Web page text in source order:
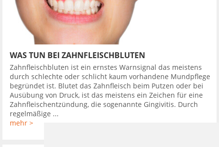
WAS TUN BEI ZAHNFLEISCHBLUTEN
Zahnfleischbluten ist ein ernstes Warnsignal das meistens
durch schlechte oder schlicht kaum vorhandene Mundpflege
begründet ist. Blutet das Zahnfleisch beim Putzen oder bei
Ausübung von Druck, ist das meistens ein Zeichen für eine
Zahnfleischentzündung, die sogenannte Gingivitis. Durch
regelmäßige ...
mehr >